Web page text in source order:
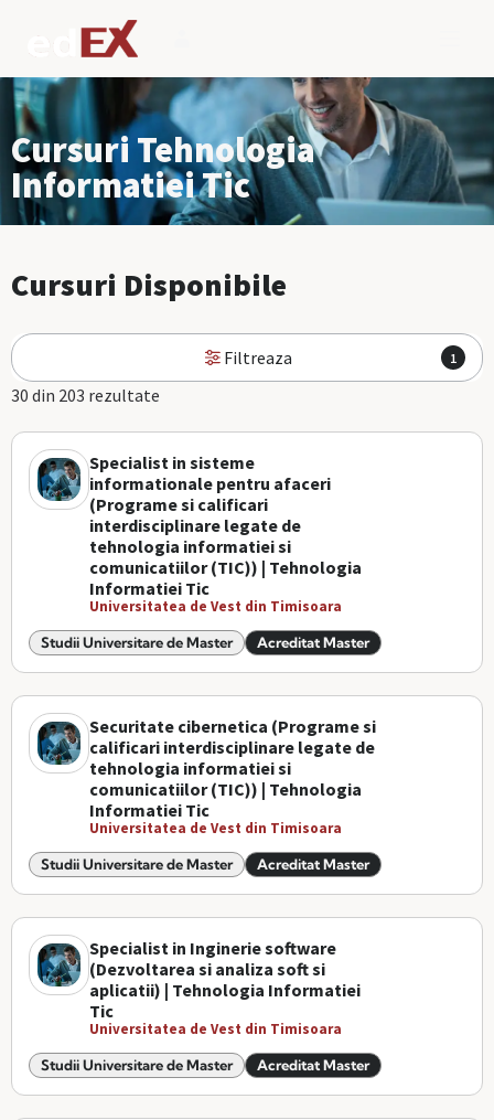
Cursuri Tehnologia
Informatiei Tic
Cursuri Disponibile
Filtreaza 1
30 din 203 rezultate
Specialist in sisteme
informationale pentru afaceri
(Programe si calificari
interdisciplinare legate de
tehnologia informatiei si
comunicatiilor (TIC)) | Tehnologia
Informatiei Tic
Universitatea de Vest din Timisoara
Studii Universitare de Master Acreditat Master
Securitate cibernetica (Programe si
calificari interdisciplinare legate de
tehnologia informatiei si
comunicatiilor (TIC)) | Tehnologia
Informatiei Tic
Universitatea de Vest din Timisoara
Studii Universitare de Master Acreditat Master
Specialist in Inginerie software
(Dezvoltarea si analiza soft si
aplicatii) | Tehnologia Informatiei
Tic
Universitatea de Vest din Timisoara
Studii Universitare de Master Acreditat Master